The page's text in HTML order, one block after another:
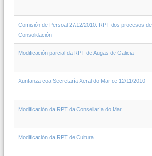
Comisión de Persoal 27/12/2010: RPT dos procesos de
Consolidación
Modificación parcial da RPT de Augas de Galicia
Xuntanza coa Secretaría Xeral do Mar de 12/11/2010
Modificación da RPT da Consellaría do Mar
Modificación da RPT de Cultura